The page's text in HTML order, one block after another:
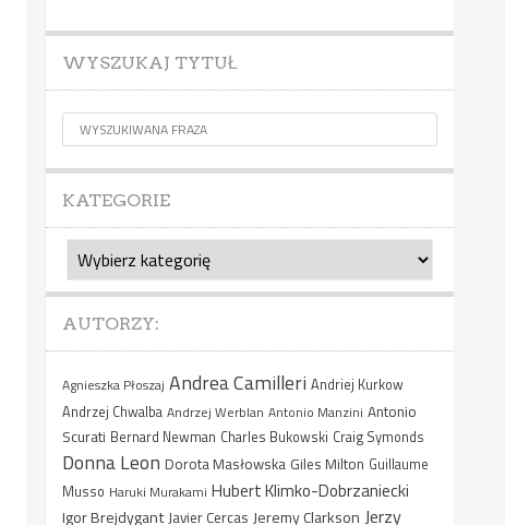
WYSZUKAJ TYTUŁ
KATEGORIE
Kategorie
AUTORZY:
Agnieszka Płoszaj Andrea Camilleri Andriej Kurkow
Andrzej Chwalba Andrzej Werblan Antonio Manzini Antonio
Scurati Bernard Newman Charles Bukowski Craig Symonds
Donna Leon Dorota Masłowska Giles Milton Guillaume
Musso Haruki Murakami Hubert Klimko-Dobrzaniecki
Igor Brejdygant Javier Cercas Jeremy Clarkson Jerzy